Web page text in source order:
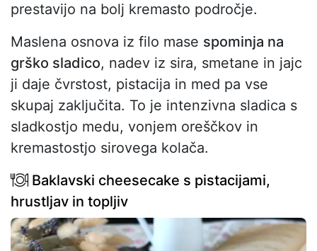
prestavijo na bolj kremasto področje.
Maslena osnova iz filo mase spominja na
grško sladico, nadev iz sira, smetane in jajc
ji daje čvrstost, pistacija in med pa vse
skupaj zaključita. To je intenzivna sladica s
sladkostjo medu, vonjem oreščkov in
kremastostjo sirovega kolača.
Baklavski cheesecake s pistacijami,
hrustljav in topljiv